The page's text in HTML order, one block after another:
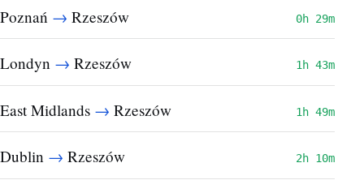
Poznań → Rzeszów 0h 29m
Londyn → Rzeszów 1h 43m
East Midlands → Rzeszów 1h 49m
Dublin → Rzeszów 2h 10m